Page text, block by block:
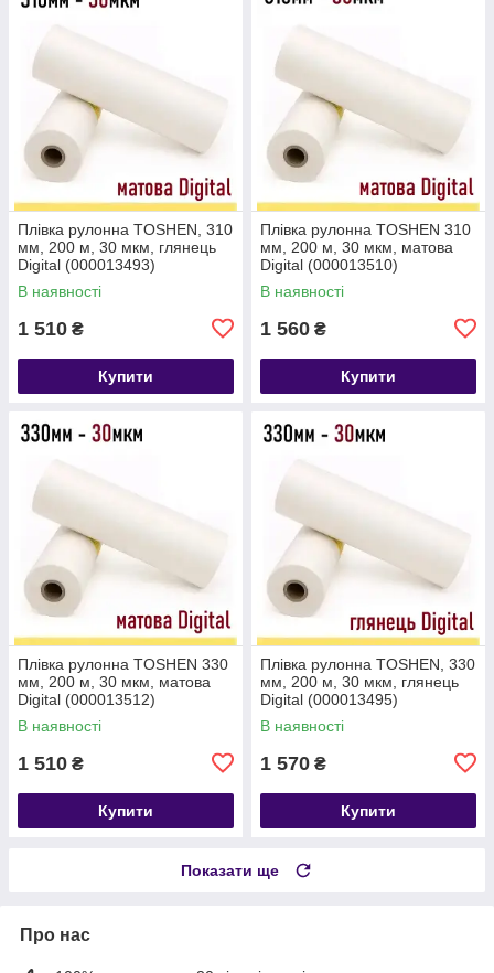
Плівка рулонна TOSHEN, 310
мм, 200 м, 30 мкм, глянець
Digital (000013493)
В наявності
1 510 ₴
Купити
Плівка рулонна TOSHEN 310
мм, 200 м, 30 мкм, матова
Digital (000013510)
В наявності
1 560 ₴
Купити
Плівка рулонна TOSHEN 330
мм, 200 м, 30 мкм, матова
Digital (000013512)
В наявності
1 510 ₴
Купити
Плівка рулонна TOSHEN, 330
мм, 200 м, 30 мкм, глянець
Digital (000013495)
В наявності
1 570 ₴
Купити
Показати ще
Про нас